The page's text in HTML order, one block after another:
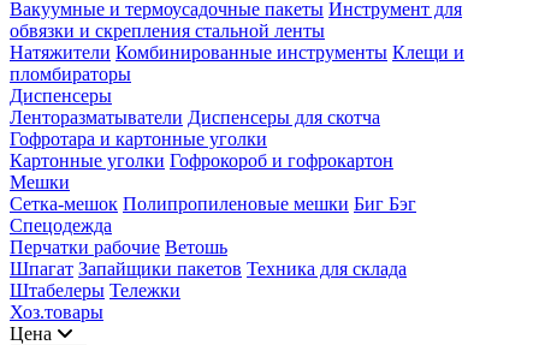
Вакуумные и термоусадочные пакеты Инструмент для
обвязки и скрепления стальной ленты
Натяжители Комбинированные инструменты Клещи и
пломбираторы
Диспенсеры
Ленторазматыватели Диспенсеры для скотча
Гофротара и картонные уголки
Картонные уголки Гофрокороб и гофрокартон
Мешки
Сетка-мешок Полипропиленовые мешки Биг Бэг
Спецодежда
Перчатки рабочие Ветошь
Шпагат Запайщики пакетов Техника для склада
Штабелеры Тележки
Хоз.товары
Цена